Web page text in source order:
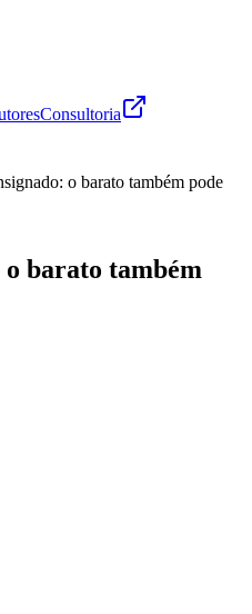
Consultoria
o barato também pode
barato também